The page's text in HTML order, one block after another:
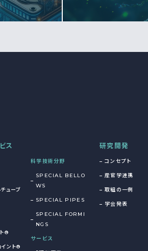
ス
ューブ
®
イント®
科学技術分野
SPECIAL BELLO
WS
SPECIAL PIPES
SPECIAL FORMI
NGS
サービス
研究開発
コンセプト
産官学連携
取組の一例
学会発表